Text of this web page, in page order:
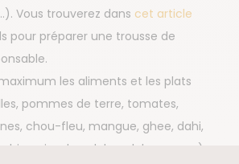
Vous trouverez dans cet article
pour préparer une trousse de
les aliments et les plats
pommes de terre, tomates,
chou-fleu, mangue, ghee, dahi,
biryani, pulao, dals, palak paneer…).